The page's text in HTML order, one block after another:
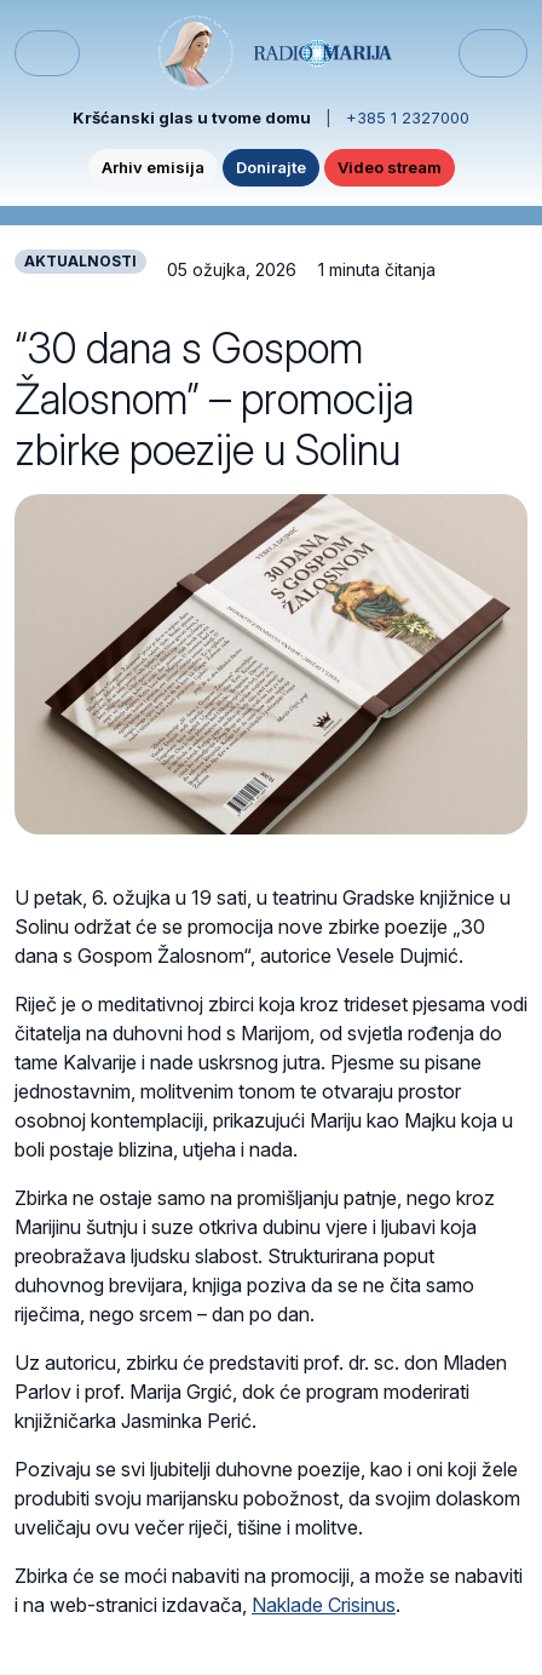
Menu
Kršćanski glas u tvome domu +385 1 2327000
Arhiv emisija Donirajte Video stream
AKTUALNOSTI 05 ožujka, 2026 1 minuta čitanja
“30 dana s Gospom
Žalosnom” – promocija
zbirke poezije u Solinu
U petak, 6. ožujka u 19 sati, u teatrinu Gradske knjižnice u
Solinu održat će se promocija nove zbirke poezije „30
dana s Gospom Žalosnom“, autorice Vesele Dujmić.
Riječ je o meditativnoj zbirci koja kroz trideset pjesama vodi
čitatelja na duhovni hod s Marijom, od svjetla rođenja do
tame Kalvarije i nade uskrsnog jutra. Pjesme su pisane
jednostavnim, molitvenim tonom te otvaraju prostor
osobnoj kontemplaciji, prikazujući Mariju kao Majku koja u
boli postaje blizina, utjeha i nada.
Zbirka ne ostaje samo na promišljanju patnje, nego kroz
Marijinu šutnju i suze otkriva dubinu vjere i ljubavi koja
preobražava ljudsku slabost. Strukturirana poput
duhovnog brevijara, knjiga poziva da se ne čita samo
riječima, nego srcem – dan po dan.
Uz autoricu, zbirku će predstaviti prof. dr. sc. don Mladen
Parlov i prof. Marija Grgić, dok će program moderirati
knjižničarka Jasminka Perić.
Pozivaju se svi ljubitelji duhovne poezije, kao i oni koji žele
produbiti svoju marijansku pobožnost, da svojim dolaskom
uveličaju ovu večer riječi, tišine i molitve.
Zbirka će se moći nabaviti na promociji, a može se nabaviti
i na web-stranici izdavača, Naklade Crisinus.